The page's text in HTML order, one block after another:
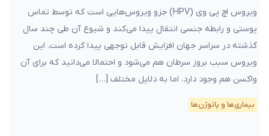
ویروس اچ پی وی (HPV) جزو ویروس‌هایی است که توسط تماس
پوستی و رابطه جنسی انتقال پیدا می‌کند و شیوع آن طی چند سال
گذشته در سراسر جهان افزایش قابل توجهی پیدا کرده است. این
ویروس سبب بروز سرطان هم می‌شود و احتمالا می‌دانید که برای آن
واکسن هم وجود دارد، اما به دلایل مختلف […]
بیماری‌ها و پاتوژن‌ها